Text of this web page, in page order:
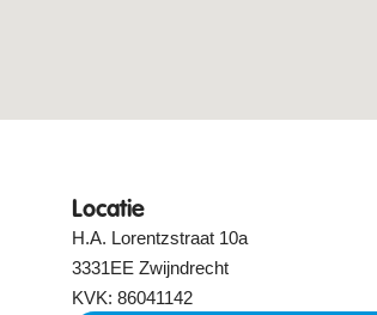
Locatie
H.A. Lorentzstraat 10a
3331EE Zwijndrecht
KVK: 86041142